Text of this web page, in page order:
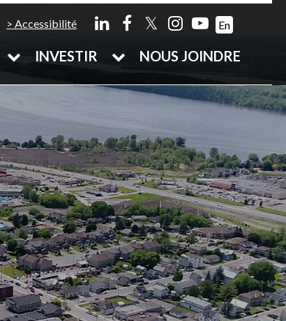
Accessibilité 𝕏 En
INVESTIR NOUS JOINDRE